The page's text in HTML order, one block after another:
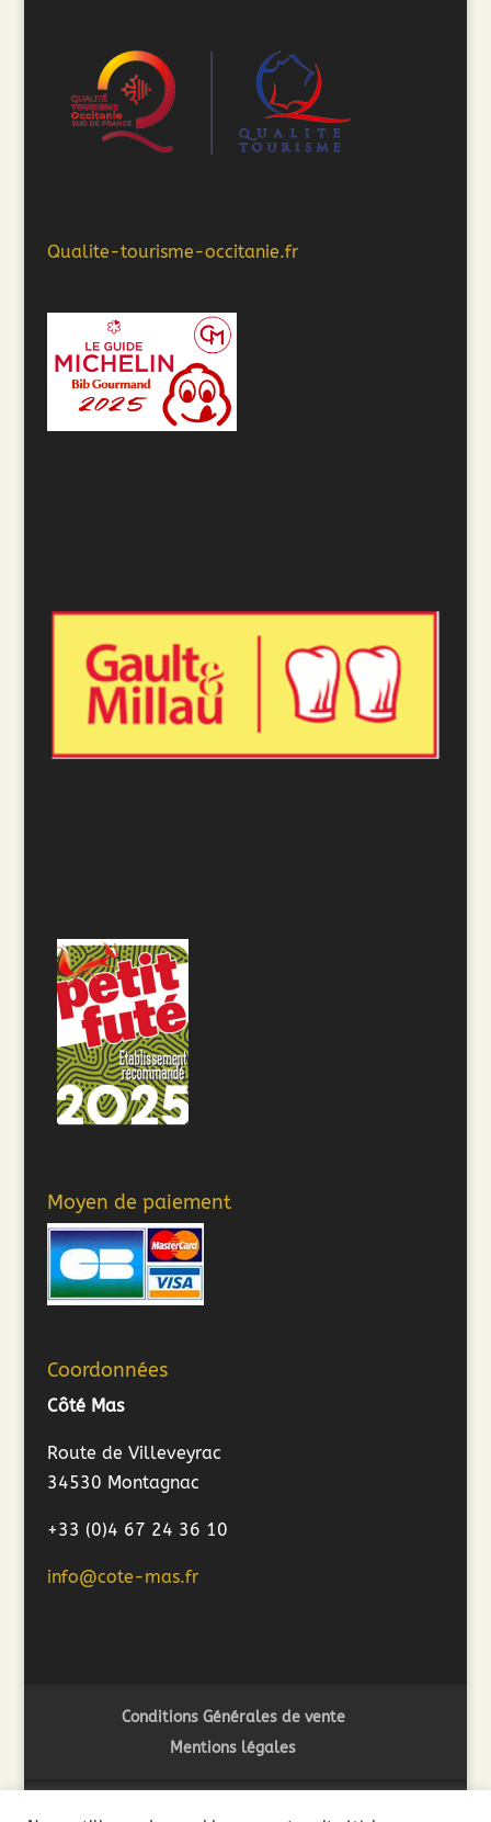
Qualite-tourisme-occitanie.fr
Moyen de paiement
Coordonnées
Côté Mas
Route de Villeveyrac
34530 Montagnac
+33 (0)4 67 24 36 10
info@cote-mas.fr
Conditions Générales de vente
Mentions légales